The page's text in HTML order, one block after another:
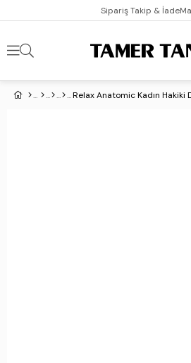
Sipariş Takip & İade
Relax Anatomic Kadın Hakiki